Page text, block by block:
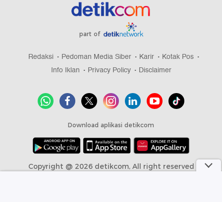
part of
Redaksi Pedoman Media Siber Karir
Kotak Pos
Info Iklan
Privacy Policy Disclaimer
Download aplikasi detikcom
Copyright @ 2026 detikcom, All right reserved